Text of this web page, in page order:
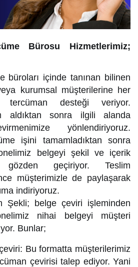
Bürosu Hizmetlerimiz;
içinde tanınan bilinen
kurumsal müşterilerine her
tercüman desteği veriyor.
aldıktan sonra ilgili alanda
yönlendiriyoruz.
işini tamamladıktan sonra
belgeyi şekil ve içerik
geçiriyor. Teslim
müşterimizle de paylaşarak
indiriyoruz.
belge çeviri işleminden
nihai belgeyi müşteri
Bunlar;
Bu formatta müşterilerimiz
çevirisi talep ediyor. Yani